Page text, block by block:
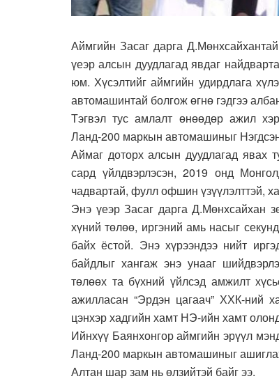
Аймгийн Засаг дарга
үеэр алсын дуудлагад явдаг
юм. Хүсэлтийг аймгийн удирдлага
автомашинтай болгож өгнө гэдгээ
Тэгвэл тус амлалт өнөөдөр ажил
Ланд-200 маркын автомашиныг
Аймаг доторх алсын дуудлагад явах
сард үйлдвэрлэсэн, 2019 онд
чадвартай, фулл офшин үзүүлэлттэй,
Энэ үеэр Засаг дарга Д.Мөнхсайхан
хүний төлөө, иргэний амь насыг
байх ёстой. Энэ хүрээндээ нийт
байдлыг хангаж энэ унааг
төлөөх та бүхний үйлсэд амжилт
ажилласан “Эрдэн цагаач” ХХК-ний
цэнхэр хадгийн хамт НЭ-ийн хамт
Ийнхүү Баянхонгор аймгийн эрүүл
Ланд-200 маркын автомашиныг
Алтан шар зам нь өлзийтэй байг ээ.